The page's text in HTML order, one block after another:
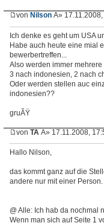
von Nilson Â»
Ich denke es geht um USA
Habe auch heute eine mial
bewerbertreffen...
Also werden immer
3 nach indonesien, 2 nach
Oder werden stellen auc
indonesien??
gruÃŸ
von TA Â» 17.11.2008,
Hallo Nilson,
das kommt ganz auf die
andere nur mit einer Person.
@ Alle: Ich hab da nochmal
Wenn man sich auf Seite 1